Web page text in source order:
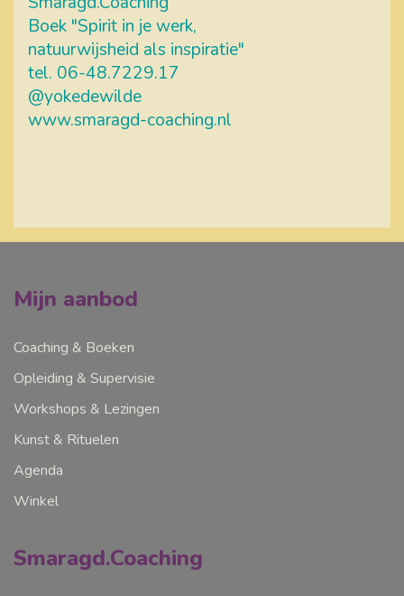
Boek "Spirit in je werk,
natuurwijsheid als inspiratie"
tel. 06-48.7229.17
@yokedewilde
www.smaragd-coaching.nl
Mijn aanbod
Coaching & Boeken
Opleiding & Supervisie
Workshops & Lezingen
Kunst & Rituelen
Agenda
Winkel
Smaragd.Coaching